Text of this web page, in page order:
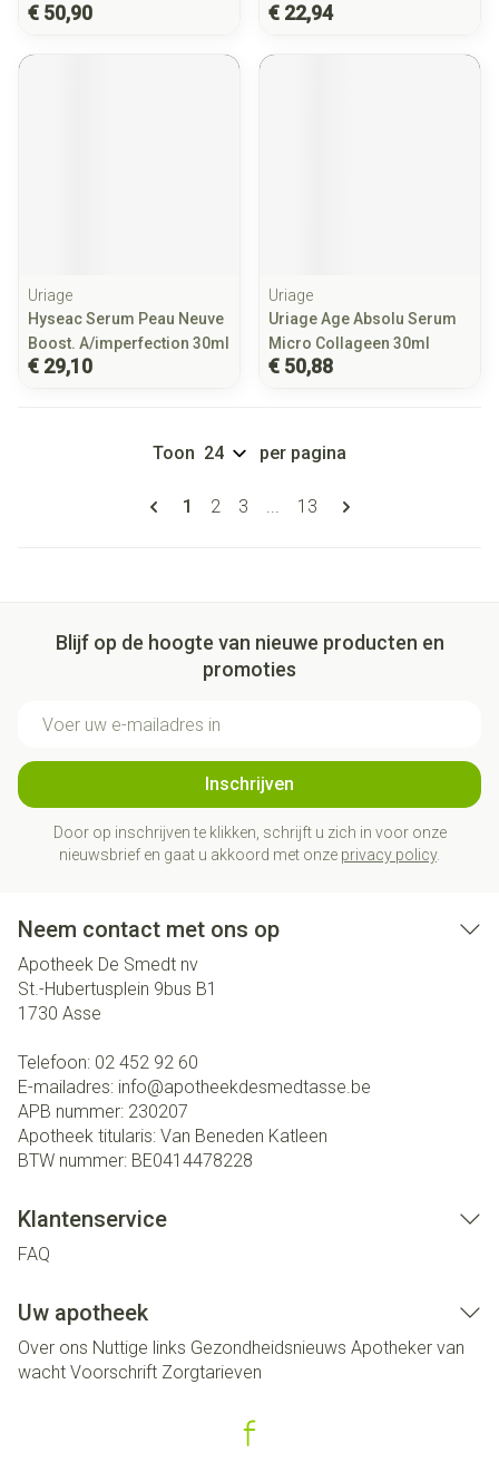
€ 50,90 € 22,94
Uriage
Hyseac Serum Peau Neuve
Boost. A/imperfection 30ml
€ 29,10
Uriage
Uriage Age Absolu Serum
Micro Collageen 30ml
€ 50,88
Pagina's
U lees momenteel pagina
1 Pagina
2 Pagina
3 ... Pagina
13
Toon per pagina
Blijf op de hoogte van nieuwe producten en
promoties
Inschrijven
Door op inschrijven te klikken, schrijft u zich in voor onze
nieuwsbrief en gaat u akkoord met onze privacy policy.
Neem contact met ons op
Apotheek De Smedt nv
St.-Hubertusplein 9bus B1
1730 Asse
Telefoon: 02 452 92 60
E-mailadres: info@apotheekdesmedtasse.be
APB nummer: 230207
Apotheek titularis: Van Beneden Katleen
BTW nummer: BE0414478228
Klantenservice
FAQ
Uw apotheek
Over ons Nuttige links Gezondheidsnieuws Apotheker van
wacht Voorschrift Zorgtarieven